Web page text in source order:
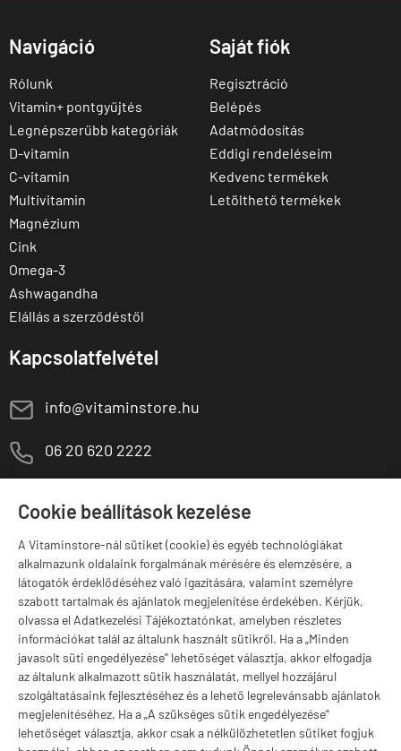
Cookie beállítások kezelése
A Vitaminstore-nál sütiket (cookie) és egyéb technológiákat
alkalmazunk oldalaink forgalmának mérésére és elemzésére, a
látogatók érdeklődéséhez való igazítására, valamint személyre
szabott tartalmak és ajánlatok megjelenítése érdekében. Kérjük,
olvassa el Adatkezelési Tájékoztatónkat, amelyben részletes
információkat talál az általunk használt sütikről. Ha a „Minden
javasolt süti engedélyezése” lehetőséget választja, akkor elfogadja
az általunk alkalmazott sütik használatát, mellyel hozzájárul
szolgáltatásaink fejlesztéséhez és a lehető legrelevánsabb ajánlatok
megjelenítéséhez. Ha a „A szükséges sütik engedélyezése”
lehetőséget választja, akkor csak a nélkülözhetetlen sütiket fogjuk
Navigáció
Rólunk
Vitamin+ pontgyűjtés
Legnépszerűbb kategóriák
D-vitamin
C-vitamin
Multivitamin
Magnézium
Cink
Omega-3
Ashwagandha
Elállás a szerződéstől
Saját fiók
Regisztráció
Belépés
Adatmódosítás
Eddigi rendeléseim
Kedvenc termékek
Letölthető termékek
Kapcsolatfelvétel
E info@vitaminstore.hu
M 06 20 620 2222
Szugló u. 83-85.
Márkák
Valuta választás